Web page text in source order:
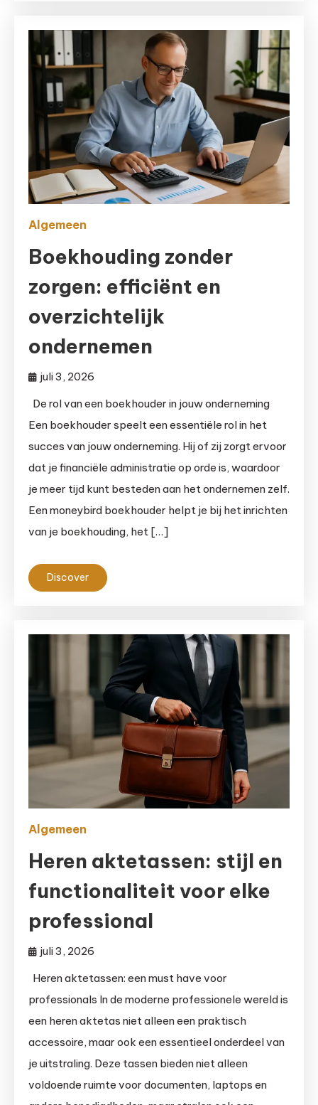
Algemeen
Boekhouding zonder
zorgen: efficiënt en
overzichtelijk
ondernemen
juli 3, 2026
De rol van een boekhouder in jouw onderneming
Een boekhouder speelt een essentiële rol in het
succes van jouw onderneming. Hij of zij zorgt ervoor
dat je financiële administratie op orde is, waardoor
je meer tijd kunt besteden aan het ondernemen zelf.
Een moneybird boekhouder helpt je bij het inrichten
van je boekhouding, het […]
Discover
Algemeen
Heren aktetassen: stijl en
functionaliteit voor elke
professional
juli 3, 2026
Heren aktetassen: een must have voor
professionals In de moderne professionele wereld is
een heren aktetas niet alleen een praktisch
accessoire, maar ook een essentieel onderdeel van
je uitstraling. Deze tassen bieden niet alleen
voldoende ruimte voor documenten, laptops en